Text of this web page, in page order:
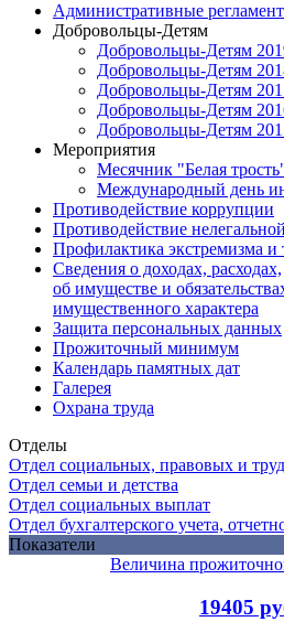
Административные
Добровольцы-Детям
Добровольцы-Детям
Добровольцы-Детям
Добровольцы-Детям
Добровольцы-Детям
Добровольцы-Детям
Мероприятия
Месячник "Белая
Международный день
Противодействие коррупции
Противодействие
Профилактика экстремизма и
Сведения о доходах, расходах,
об имуществе и
имущественного характера
Защита персональных данных
Прожиточный минимум
Календарь памятных дат
Галерея
Охрана труда
Отделы
Отдел социальных, правовых и
Отдел семьи и детства
Отдел социальных выплат
Отдел бухгалтерского учета,
Показатели
Величина
19405